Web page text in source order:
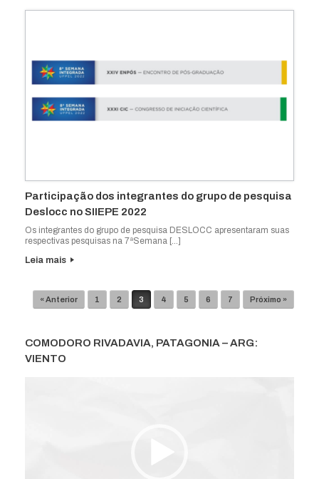
Participação dos integrantes do grupo de pesquisa
Deslocc no SIIEPE 2022
Os integrantes do grupo de pesquisa DESLOCC apresentaram suas
respectivas pesquisas na 7ªSemana […]
Leia mais
Navegação de posts
« Anterior 1 2 3 4 5 6 7 Próximo »
COMODORO RIVADAVIA, PATAGONIA – ARG:
VIENTO